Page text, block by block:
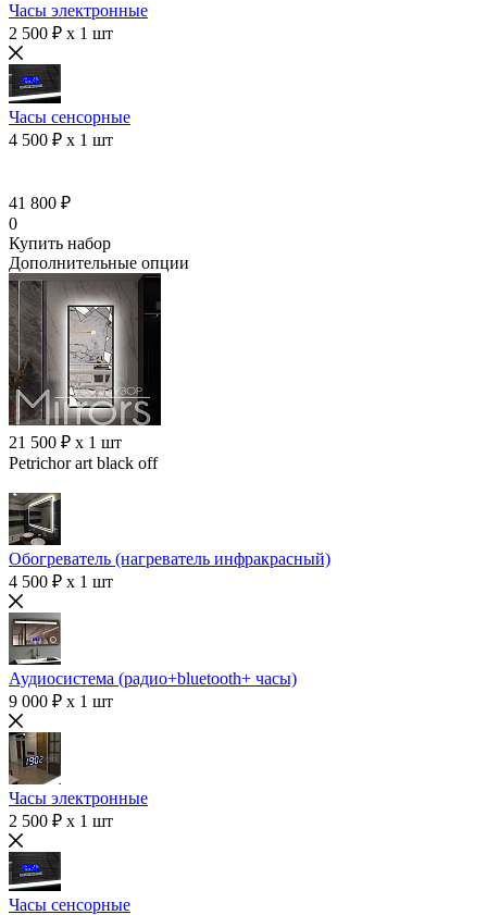
Часы электронные
2 500 ₽ x 1 шт
Часы сенсорные
4 500 ₽ x 1 шт
41 800 ₽
0
Купить набор
Дополнительные опции
21 500 ₽ x 1 шт
Petrichor art black off
Обогреватель (нагреватель инфракрасный)
4 500 ₽ x 1 шт
Аудиосистема (радио+bluetooth+ часы)
9 000 ₽ x 1 шт
Часы электронные
2 500 ₽ x 1 шт
Часы сенсорные